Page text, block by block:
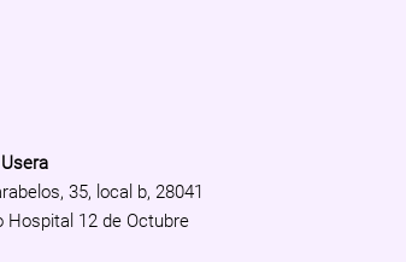
35, local b, 28041
Hospital 12 de Octubre